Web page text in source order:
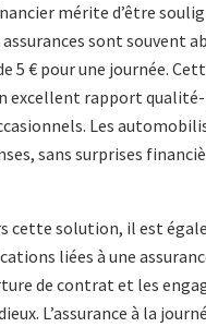
mérite d’être
sont souvent
5 € pour une journée.
excellent rapport
Les
sans surprises
cette solution, il est
liées à une
de contrat et les
L’assurance à la